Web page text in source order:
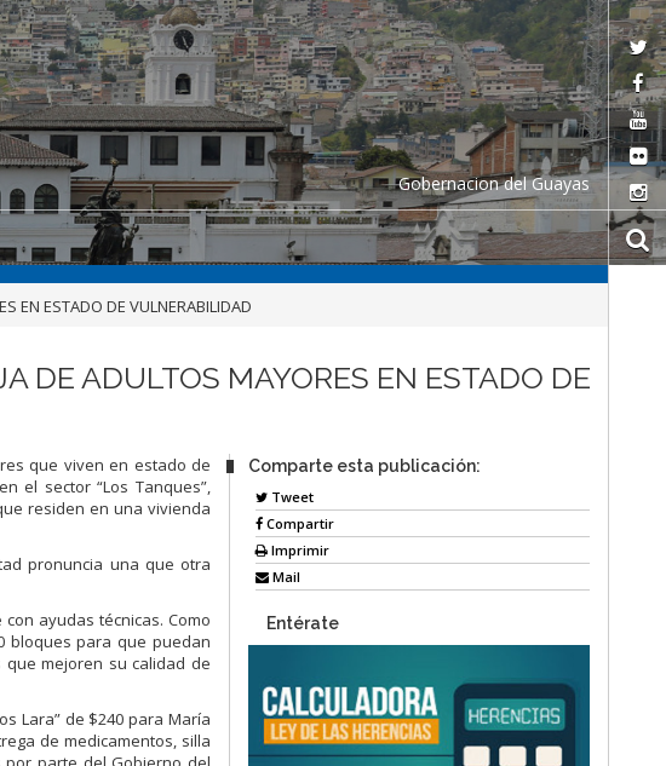
Gobernacion del Guayas
EN ESTADO DE VULNERABILIDAD
DE ADULTOS MAYORES EN ESTADO DE
que viven en estado de
el sector “Los Tanques”,
residen en una vivienda
pronuncia una que otra
ayudas técnicas. Como
bloques para que puedan
mejoren su calidad de
Lara” de $240 para María
de medicamentos, silla
Comparte esta publicación:
Tweet
Compartir
Imprimir
Mail
Entérate